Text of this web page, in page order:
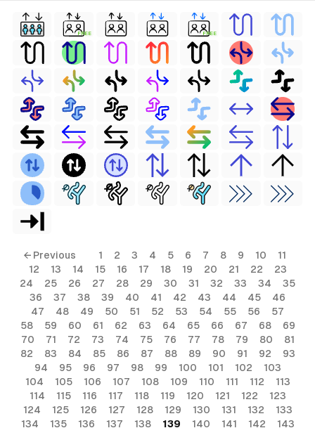
FREE FREE
← Previous 1 2 3 4 5 6 7 8 9 10
11
12
13 14 15 16 17 18 19 20 21 22
23
24
25 26 27 28 29 30 31 32 33 34
35
36
37 38 39 40 41 42 43 44 45
46
47
48 49 50 51 52 53 54 55 56
57
58
59 60 61 62 63 64 65 66 67 68
69
70
71 72 73 74 75 76 77 78 79 80
81
82
83 84 85 86 87 88 89 90 91 92
93
94
95 96 97 98 99 100 101 102
103
104
105 106 107 108 109 110 111 112
113
114
115 116 117 118 119 120 121 122
123
124
125 126 127 128 129 130 131 132
133
134
135 136 137 138 139 140 141 142 143